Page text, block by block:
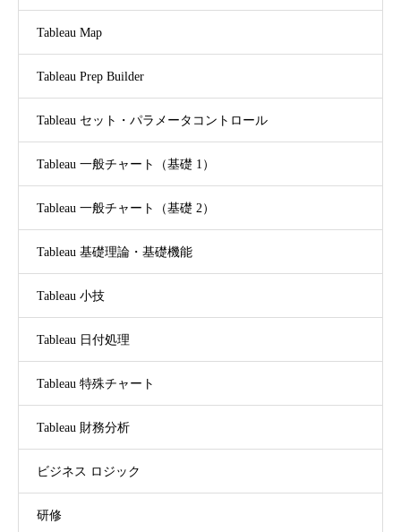
Tableau Map
Tableau Prep Builder
Tableau セット・パラメータコントロール
Tableau 一般チャート（基礎 1）
Tableau 一般チャート（基礎 2）
Tableau 基礎理論・基礎機能
Tableau 小技
Tableau 日付処理
Tableau 特殊チャート
Tableau 財務分析
ビジネス ロジック
研修